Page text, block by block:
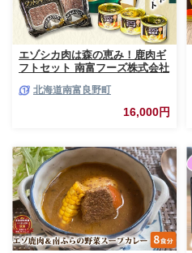
エゾシカ肉は森の恵み！鹿肉ギ
フトセット 南富フーズ株式会社
北海道 南富良野町 エゾシカ 缶
詰 セット 詰合せ 贈り物 ギフト
北海道南富良野町
16,000円